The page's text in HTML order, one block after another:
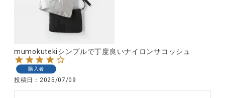
mumokutekiシンプルで丁度良いナイロンサコッシュ
購入者
投稿日 2025/07/09